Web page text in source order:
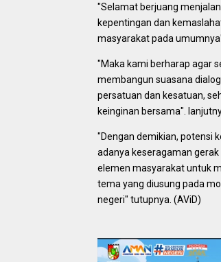
"Selamat berjuang
kepentingan dan
masyarakat pada
"Maka kami berharap agar
membangun suasana
persatuan dan kesatuan,
keinginan bersama".
"Dengan demikian, potensi
adanya keseragaman gerak
elemen masyarakat untuk
tema yang diusung pada
negeri" tutupnya. (AViD)